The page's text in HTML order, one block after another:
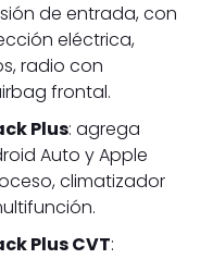
de entrada, con
eléctrica,
radio con
frontal.
Plus: agrega
Auto y Apple
climatizador
Plus CVT: